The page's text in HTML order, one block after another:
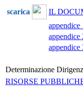
scarica
IL
appendice
appendice
Determinazione
RISORSE